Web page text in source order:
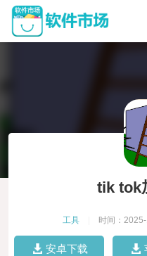
tik tok
工具 时间：
安卓下载